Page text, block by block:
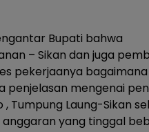
Bupati bahwa
– Sikan dan juga
pekerjaanya
penjelasan mengenai
Tumpung Laung-Sikan
yang tinggal